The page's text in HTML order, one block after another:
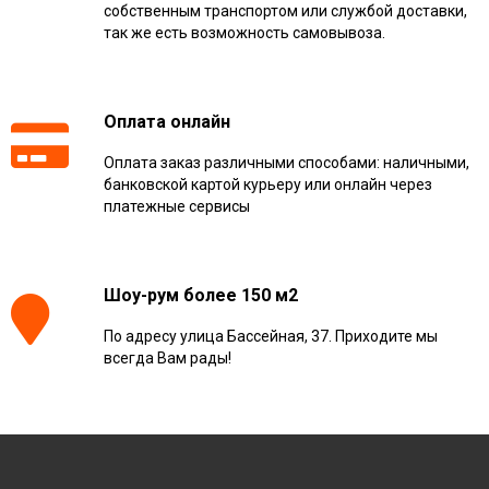
собственным транспортом или службой доставки,
так же есть возможность самовывоза.
Оплата онлайн
Оплата заказ различными способами: наличными,
банковской картой курьеру или онлайн через
платежные сервисы
Шоу-рум более 150 м2
По адресу улица Бассейная, 37. Приходите мы
всегда Вам рады!